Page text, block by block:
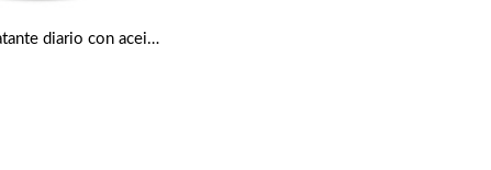
Champú hidratante diario con aceite de coco virgen de 384 ml de Shea Moisture